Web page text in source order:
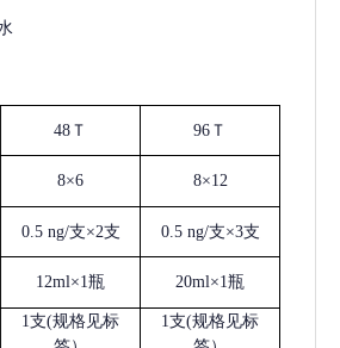
48Ｔ 96Ｔ
8×6 8×12
0.5 ng/支×2支 0.5 ng/支×3支
12ml×1瓶 20ml×1瓶
1支(规格见标
1支(规格见标